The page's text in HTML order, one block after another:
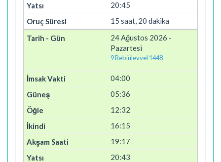
20:45
15 saat, 20 dakika
24 Ağustos 2026 -
Pazartesi
9 Rebiülevvel 1448
04:00
05:36
12:32
16:15
19:17
20:43